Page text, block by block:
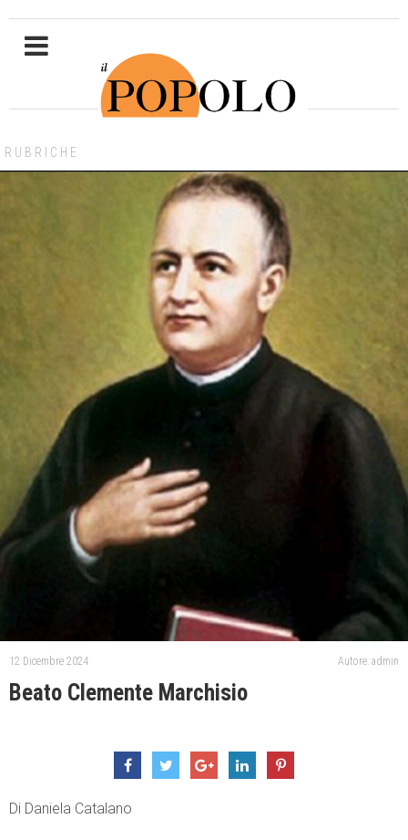
RUBRICHE
12 Dicembre 2024 Autore: admin
Beato Clemente Marchisio
Di Daniela Catalano